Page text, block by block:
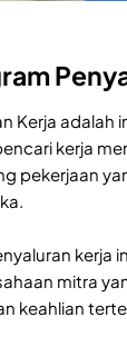
Kerja adalah
kerja
pekerjaan
kerja
mitra
keahlian